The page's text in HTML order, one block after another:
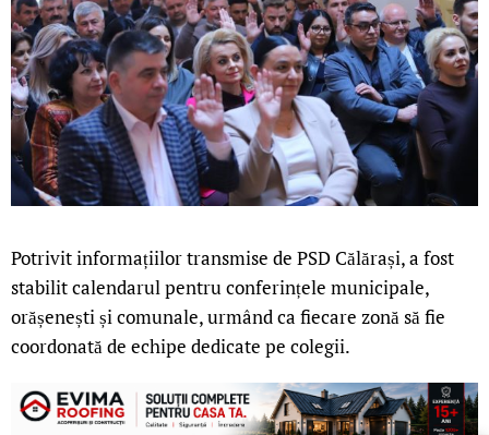
Potrivit informațiilor transmise de PSD Călărași, a fost
stabilit calendarul pentru conferințele municipale,
orășenești și comunale, urmând ca fiecare zonă să fie
coordonată de echipe dedicate pe colegii.
LIVE